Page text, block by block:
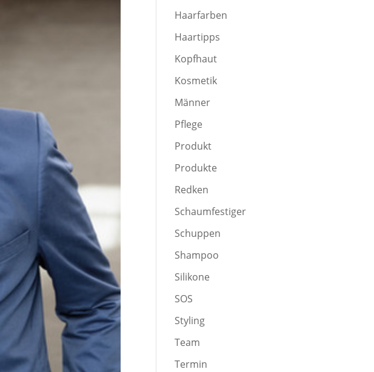
Haarfarben
Haartipps
Kopfhaut
Kosmetik
Männer
Pflege
Produkt
Produkte
Redken
Schaumfestiger
Schuppen
Shampoo
Silikone
SOS
Styling
Team
Termin